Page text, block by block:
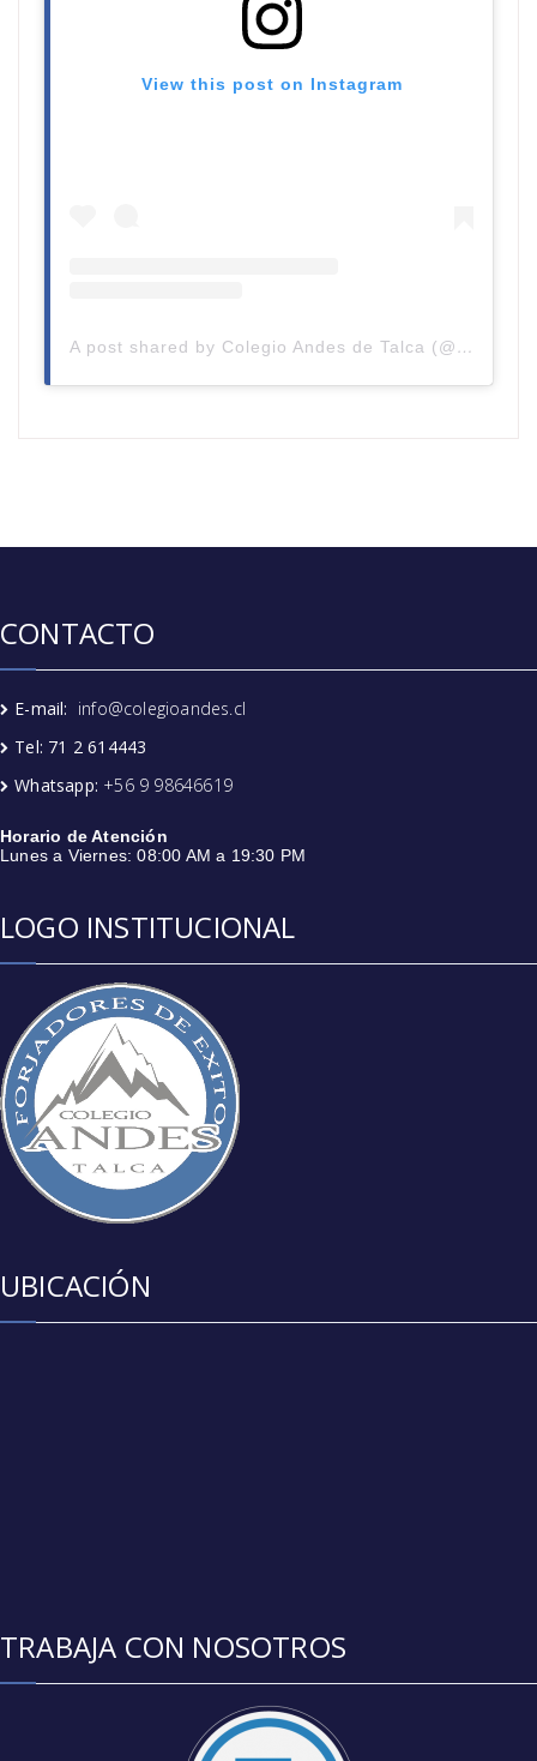
View this post on Instagram
A post shared by Colegio Andes de Talca (@colegioandestalca)
CONTACTO
E-mail: info@colegioandes.cl
Tel: 71 2 614443
Whatsapp: +56 9 98646619
Horario de Atención
Lunes a Viernes: 08:00 AM a 19:30 PM
LOGO INSTITUCIONAL
UBICACIÓN
TRABAJA CON NOSOTROS